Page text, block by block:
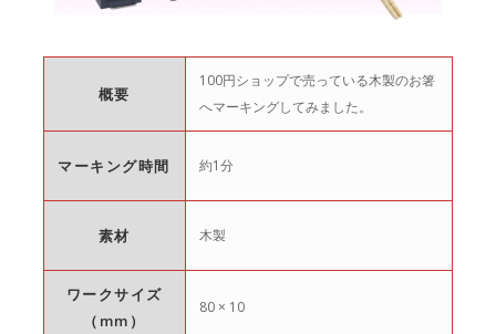
概要
100円ショップで売っている木製のお箸
へマーキングしてみました。
マーキング時間 約1分
素材 木製
ワークサイズ
（mm）
80 × 10